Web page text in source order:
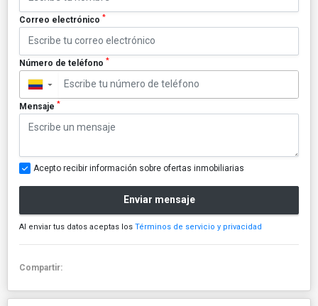
Correo electrónico *
Número de teléfono *
▼
Mensaje *
Acepto recibir información sobre ofertas inmobiliarias
Enviar mensaje
Al enviar tus datos aceptas los Términos de servicio y privacidad
Compartir: